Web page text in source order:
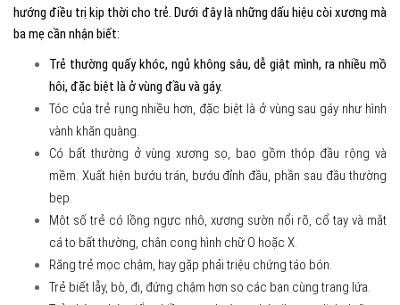
hướng điều trị kịp thời cho trẻ. Dưới đây là những dấu hiệu còi xương mà
ba mẹ cần nhận biết:
Trẻ thường quấy khóc, ngủ không sâu, dễ giật mình, ra nhiều mồ
hôi, đặc biệt là ở vùng đầu và gáy.
Tóc của trẻ rụng nhiều hơn, đặc biệt là ở vùng sau gáy như hình
vành khăn quàng.
Có bất thường ở vùng xương sọ, bao gồm thóp đầu rộng và
mềm. Xuất hiện bướu trán, bướu đỉnh đầu, phần sau đầu thường
bẹp.
Một số trẻ có lồng ngực nhô, xương sườn nổi rõ, cổ tay và mắt
cá to bất thường, chân cong hình chữ O hoặc X.
Răng trẻ mọc chậm, hay gặp phải triệu chứng táo bón.
Trẻ biết lẫy, bò, đi, đứng chậm hơn so các bạn cùng trang lứa.